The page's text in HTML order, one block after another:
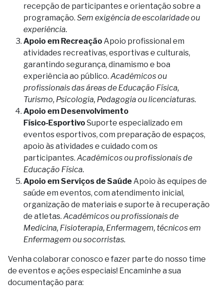
recepção de participantes e orientação sobre a
programação. Sem exigência de escolaridade ou
experiência.
Apoio em RecreaçãoApoio profissional em
atividades recreativas, esportivas e culturais,
garantindo segurança, dinamismo e boa
experiência ao público. Acadêmicos ou
profissionais das áreas de Educação Física,
Turismo, Psicologia, Pedagogia ou licenciaturas.
Apoio em Desenvolvimento
Físico‑EsportivoSuporte especializado em
eventos esportivos, com preparação de espaços,
apoio às atividades e cuidado com os
participantes. Acadêmicos ou profissionais de
Educação Física.
Apoio em Serviços de SaúdeApoio às equipes de
saúde em eventos, com atendimento inicial,
organização de materiais e suporte à recuperação
de atletas. Acadêmicos ou profissionais de
Medicina, Fisioterapia, Enfermagem, técnicos em
Enfermagem ou socorristas.
Venha colaborar conosco e fazer parte do nosso time
de eventos e ações especiais! Encaminhe a sua
documentação para: